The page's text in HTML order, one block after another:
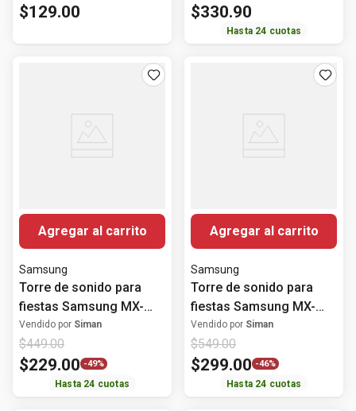
$129.00
inalámbricos 200W
$330.90
Hasta 24 cuotas
Agregar al carrito
Samsung
Torre de sonido para
fiestas Samsung MX-
ST40F de 160 W
Vendido por Siman
$449.00
$229.00 -49%
Hasta 24 cuotas
Agregar al carrito
Samsung
Torre de sonido para
fiestas Samsung MX-
ST50F de 240 W
Vendido por Siman
$549.00
$299.00 -46%
Hasta 24 cuotas